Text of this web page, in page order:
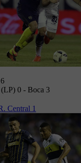
0 - Boca 3
Central 1